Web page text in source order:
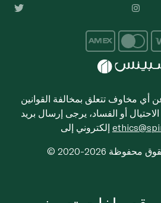
أي مخاوف تتعلق بمخالفة القوانين
الاحتيال أو الفساد، يرجى إرسال بريد
الحقوق محفوظة